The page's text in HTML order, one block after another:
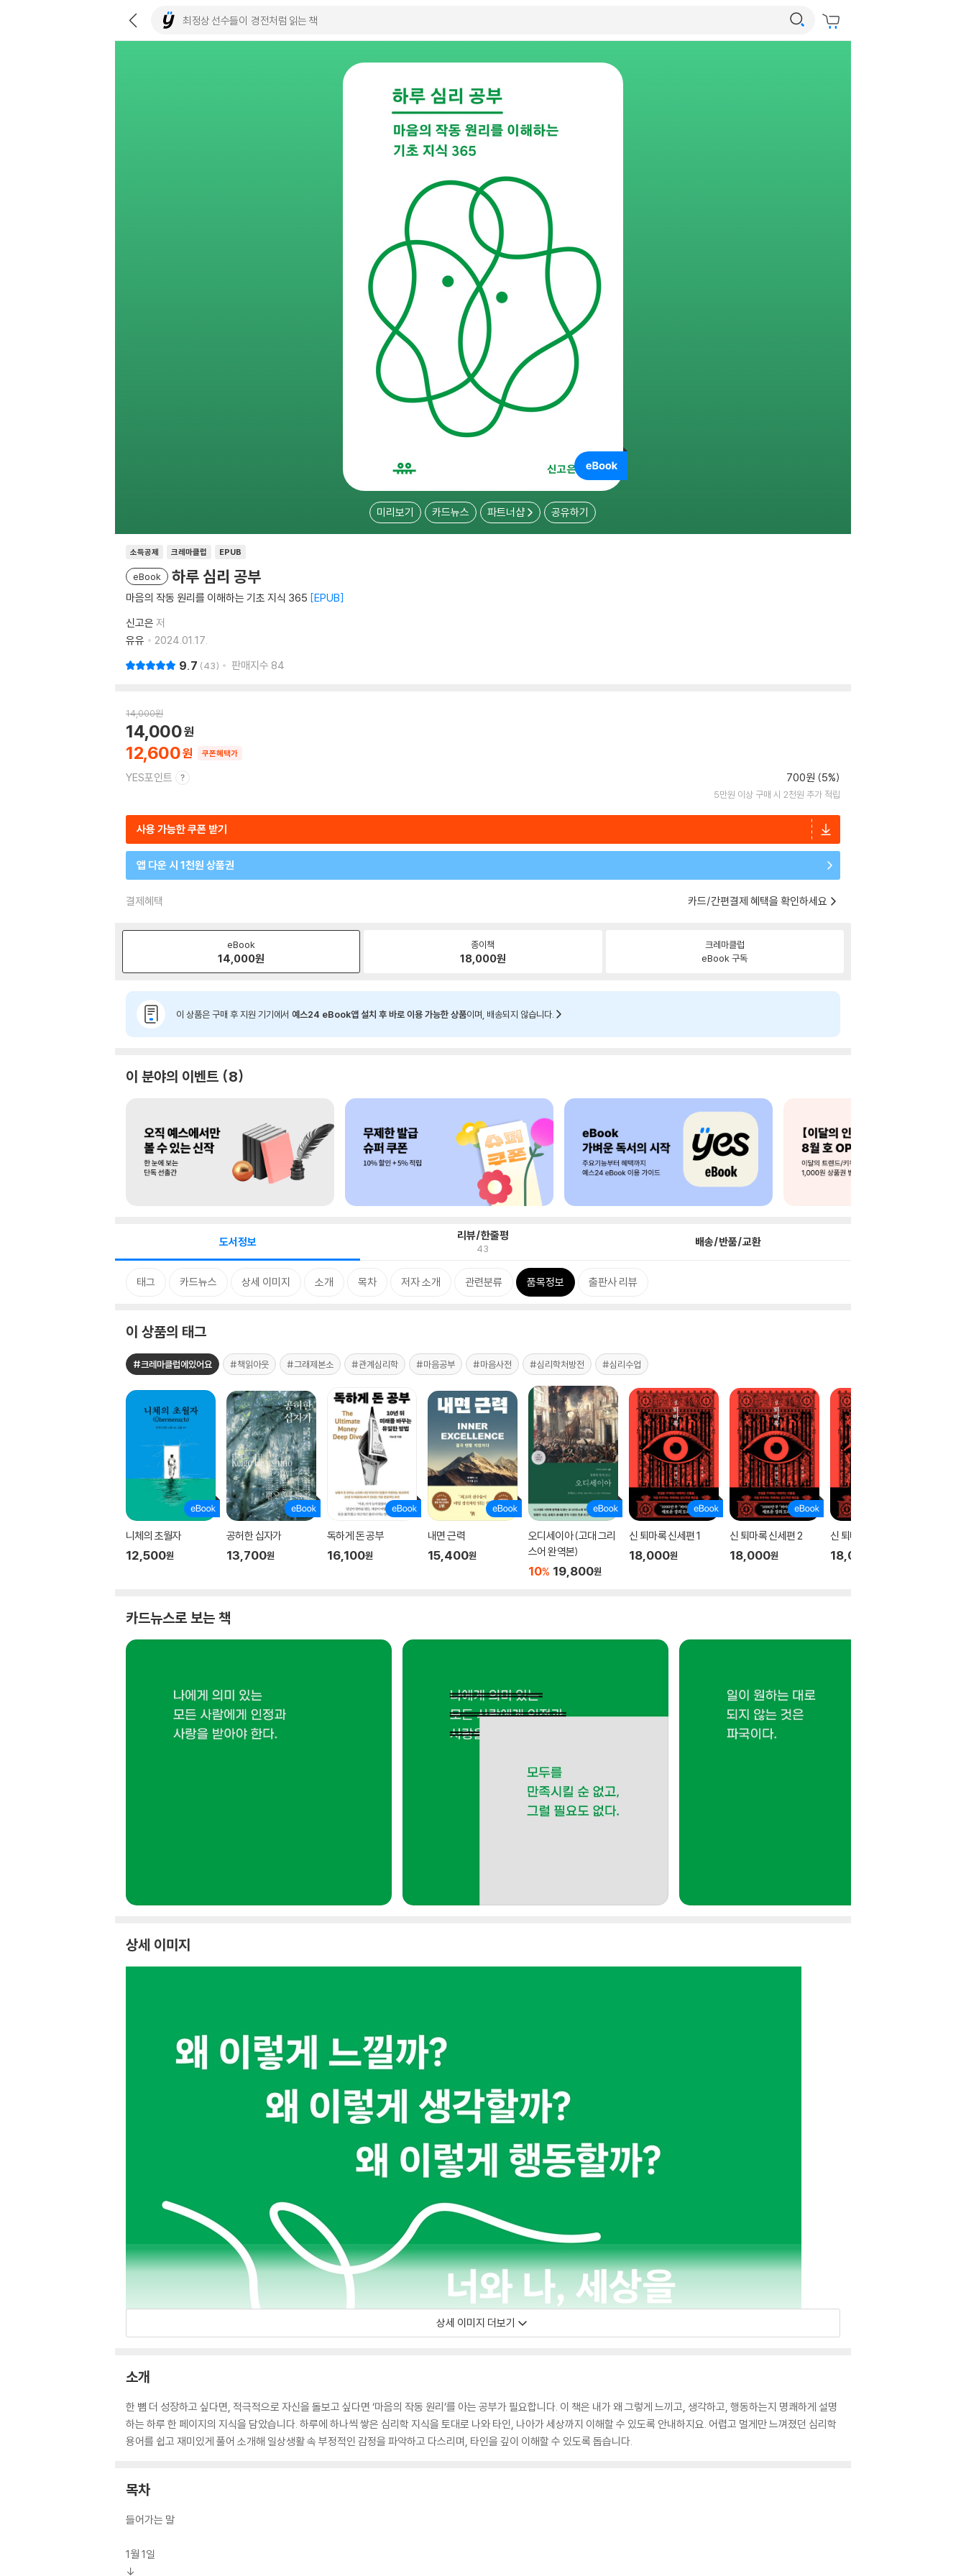
미리보기 카드뉴스 파트너샵 공유하기
소득공제 크레마클럽 EPUB
eBook 하루 심리 공부
마음의 작동 원리를 이해하는 기초 지식 365 EPUB
신고은 저
유유
2024.01.17.
9.7 43 판매지수 84
14,000원
12,600
14,000
쿠폰혜택가
YES포인트 700원 (5%)
5만원 이상 구매 시 2천원 추가 적립
사용 가능한 쿠폰 받기
앱 다운 시 1천원 상품권
결제혜택 카드/간편결제 혜택을 확인하세요
eBook
14,000원
종이책
18,000원
크레마클럽
eBook 구독
이 상품은 구매 후 지원 기기에서 예스24 eBook앱 설치 후 바로 이용 가능한 상품이며, 배송되지 않습니다.
이 분야의 이벤트 8
도서정보 리뷰/한줄평
43 배송/반품/교환
태그 카드뉴스 상세 이미지 소개 목차 저자 소개 관련분류 품목정보 출판사 리뷰
이 상품의 태그
#크레마클럽에있어요 #책읽아웃 #그래제본소 #관계심리학 #마음공부 #마음사전 #심리학처방전 #심리수업
니체의 초월자
12,500원
공허한 십자가
13,700원
독하게 돈 공부
16,100원
내면 근력
15,400원
오디세이아 (고대 그리
스어 완역본)
10% 19,800원
신 퇴마록 신세편 1
18,000원
신 퇴마록 신세편 2
18,000원
신 퇴마록 신세편 3
18,000
카드뉴스로 보는 책
상세 이미지
상세 이미지 더보기
소개
한 뼘 더 성장하고 싶다면, 적극적으로 자신을 돌보고 싶다면 ‘마음의 작동 원리’를 아는 공부가 필요합니다. 이 책은 내가 왜 그렇게 느끼고, 생각하고, 행동하는지 명쾌하게 설명
하는 하루 한 페이지의 지식을 담았습니다. 하루에 하나씩 쌓은 심리학 지식을 토대로 나와 타인, 나아가 세상까지 이해할 수 있도록 안내하지요. 어렵고 멀게만 느껴졌던 심리학
용어를 쉽고 재미있게 풀어 소개해 일상생활 속 부정적인 감정을 파악하고 다스리며, 타인을 깊이 이해할 수 있도록 돕습니다.
목차
들어가는 말
1월 1일
↓